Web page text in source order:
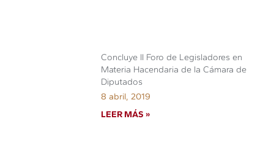
Concluye II Foro de Legisladores en
Materia Hacendaria de la Cámara de
Diputados
8 abril, 2019
LEER MÁS »